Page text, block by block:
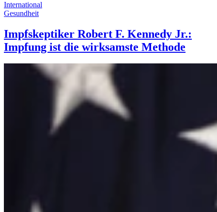
International
Gesundheit
Impfskeptiker Robert F. Kennedy Jr.:
Impfung ist die wirksamste Methode